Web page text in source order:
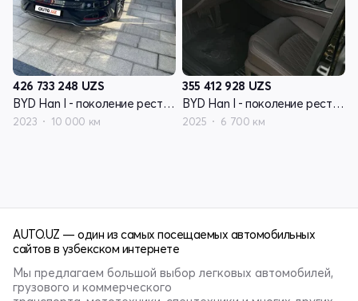
426 733 248 UZS
BYD Han I - поколение рестайлинг
2023 10 000 км
355 412 928 UZS
BYD Han I - поколение рестайлинг
2025 6 700 км
AUTO.UZ — один из самых посещаемых автомобильных
сайтов в узбекском интернете
Мы предлагаем большой выбор легковых автомобилей,
грузового и коммерческого